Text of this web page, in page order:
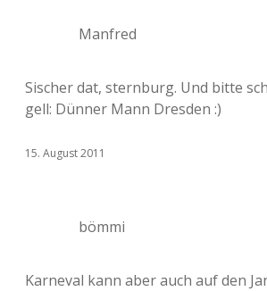
Manfred
Sischer dat, sternburg. Und bitte
gell: Dünner Mann Dresden :)
15. August 2011
bömmi
Karneval kann aber auch auf den